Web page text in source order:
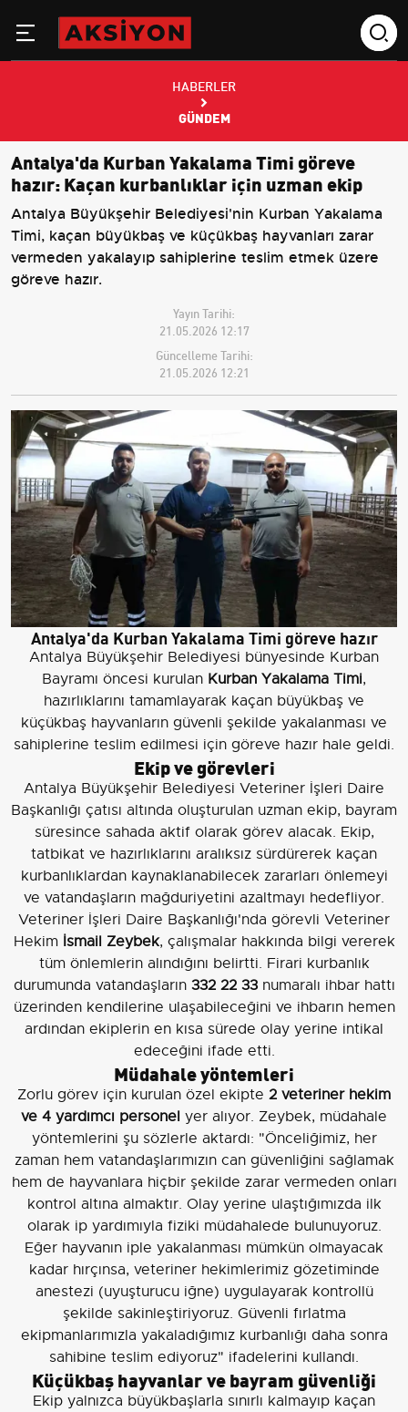
HABERLER
GÜNDEM
Antalya'da Kurban Yakalama Timi göreve
hazır: Kaçan kurbanlıklar için uzman ekip
Antalya Büyükşehir Belediyesi'nin Kurban Yakalama
Timi, kaçan büyükbaş ve küçükbaş hayvanları zarar
vermeden yakalayıp sahiplerine teslim etmek üzere
göreve hazır.
Yayın Tarihi:
21.05.2026 12:17
Güncelleme Tarihi:
21.05.2026 12:21
Antalya'da Kurban Yakalama Timi göreve hazır
Antalya Büyükşehir Belediyesi bünyesinde Kurban
Bayramı öncesi kurulan Kurban Yakalama Timi,
hazırlıklarını tamamlayarak kaçan büyükbaş ve
küçükbaş hayvanların güvenli şekilde yakalanması ve
sahiplerine teslim edilmesi için göreve hazır hale geldi.
Ekip ve görevleri
Antalya Büyükşehir Belediyesi Veteriner İşleri Daire
Başkanlığı çatısı altında oluşturulan uzman ekip, bayram
süresince sahada aktif olarak görev alacak. Ekip,
tatbikat ve hazırlıklarını aralıksız sürdürerek kaçan
kurbanlıklardan kaynaklanabilecek zararları önlemeyi
ve vatandaşların mağduriyetini azaltmayı hedefliyor.
Veteriner İşleri Daire Başkanlığı'nda görevli Veteriner
Hekim İsmail Zeybek, çalışmalar hakkında bilgi vererek
tüm önlemlerin alındığını belirtti. Firari kurbanlık
durumunda vatandaşların 332 22 33numaralı ihbar hattı
üzerinden kendilerine ulaşabileceğini ve ihbarın hemen
ardından ekiplerin en kısa sürede olay yerine intikal
edeceğini ifade etti.
Müdahale yöntemleri
Zorlu görev için kurulan özel ekipte 2 veteriner hekim
ve 4 yardımcı personel yer alıyor. Zeybek, müdahale
yöntemlerini şu sözlerle aktardı: "Önceliğimiz, her
zaman hem vatandaşlarımızın can güvenliğini sağlamak
hem de hayvanlara hiçbir şekilde zarar vermeden onları
kontrol altına almaktır. Olay yerine ulaştığımızda ilk
olarak ip yardımıyla fiziki müdahalede bulunuyoruz.
Eğer hayvanın iple yakalanması mümkün olmayacak
kadar hırçınsa, veteriner hekimlerimiz gözetiminde
anestezi (uyuşturucu iğne) uygulayarak kontrollü
şekilde sakinleştiriyoruz. Güvenli fırlatma
ekipmanlarımızla yakaladığımız kurbanlığı daha sonra
sahibine teslim ediyoruz" ifadelerini kullandı.
Küçükbaş hayvanlar ve bayram güvenliği
Ekip yalnızca büyükbaşlarla sınırlı kalmayıp kaçan